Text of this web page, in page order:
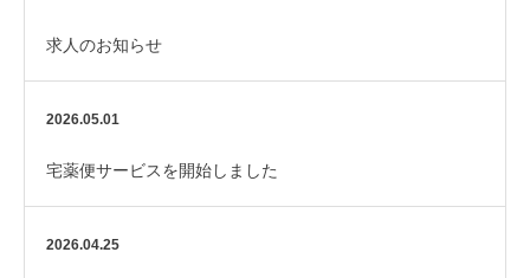
求人のお知らせ
2026.05.01
宅薬便サービスを開始しました
2026.04.25